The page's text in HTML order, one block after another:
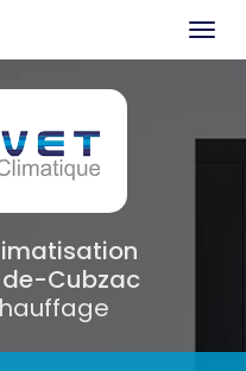
Cubzac